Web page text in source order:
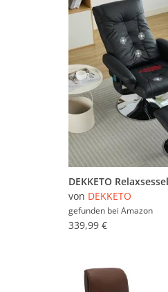
von DEKKETO
gefunden bei Amazon
339,99 €